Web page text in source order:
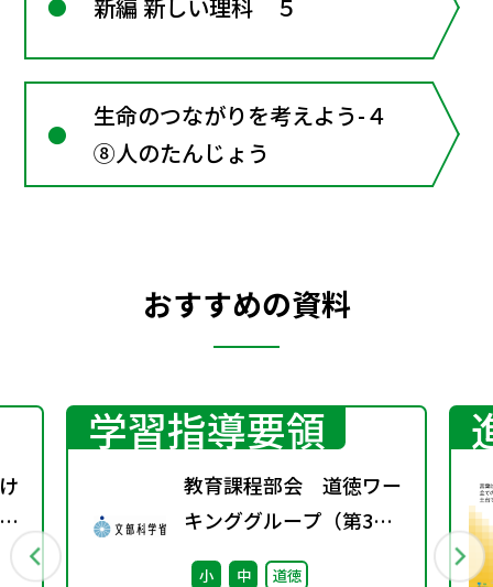
新編 新しい理科 ５
生命のつながりを考えよう-４
⑧人のたんじょう
おすすめの資料
学習指導要領
教育課程部会 道徳ワー
キンググループ（第3
回） 配付資料
小 中 道徳